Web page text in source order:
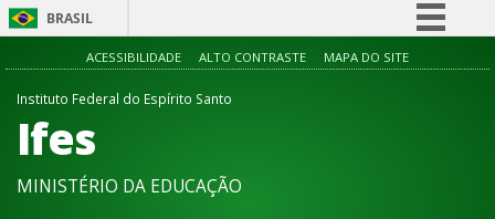
BRASIL
Simplifique!
ACESSIBILIDADE ALTO CONTRASTE MAPA DO SITE
Instituto Federal do Espírito Santo
Ifes
MINISTÉRIO DA EDUCAÇÃO